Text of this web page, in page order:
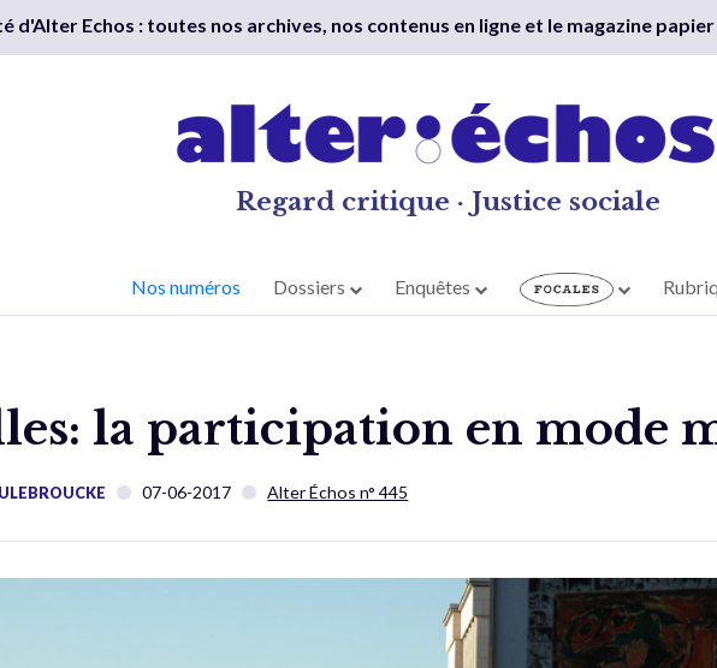
d'Alter Echos : toutes nos archives, nos contenus en ligne et le magazine papier
Regard critique · Justice sociale
Nos numéros Dossiers Enquêtes
la participation en mode
07-06-2017 Alter Échos n° 445